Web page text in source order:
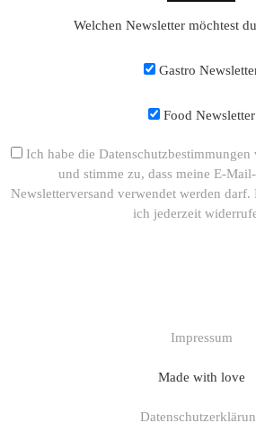
Welchen Newsletter möchtest
Gastro
Food Newsletter
Ich habe die Datenschutzbestimmungen
und stimme zu, dass meine E-
Newsletterversand verwendet werden
ich jederzeit
Impressum
Made with love